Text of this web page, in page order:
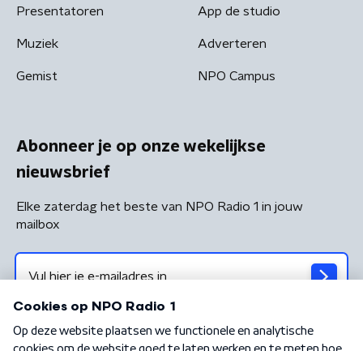
Presentatoren
Muziek
Gemist
App de studio
Adverteren
NPO Campus
Abonneer je op onze wekelijkse
nieuwsbrief
Elke zaterdag het beste van NPO Radio 1 in jouw
mailbox